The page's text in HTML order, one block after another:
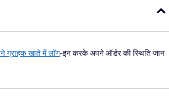
ग्राहक खाते में लॉग-इन करके अपने ऑर्डर की स्थिति जान